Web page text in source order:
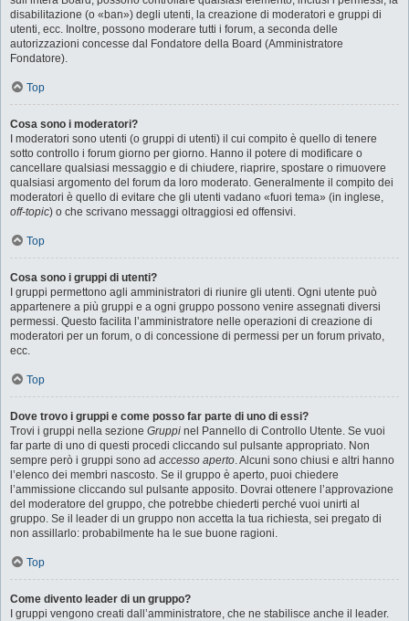
disabilitazione (o «ban») degli utenti, la creazione di moderatori e gruppi di
utenti, ecc. Inoltre, possono moderare tutti i forum, a seconda delle
autorizzazioni concesse dal Fondatore della Board (Amministratore
Fondatore).
Top
Cosa sono i moderatori?
I moderatori sono utenti (o gruppi di utenti) il cui compito è quello di tenere
sotto controllo i forum giorno per giorno. Hanno il potere di modificare o
cancellare qualsiasi messaggio e di chiudere, riaprire, spostare o rimuovere
qualsiasi argomento del forum da loro moderato. Generalmente il compito dei
moderatori è quello di evitare che gli utenti vadano «fuori tema» (in inglese,
off-topic) o che scrivano messaggi oltraggiosi ed offensivi.
Top
Cosa sono i gruppi di utenti?
I gruppi permettono agli amministratori di riunire gli utenti. Ogni utente può
appartenere a più gruppi e a ogni gruppo possono venire assegnati diversi
permessi. Questo facilita l’amministratore nelle operazioni di creazione di
moderatori per un forum, o di concessione di permessi per un forum privato,
ecc.
Top
Dove trovo i gruppi e come posso far parte di uno di essi?
Trovi i gruppi nella sezione Gruppi nel Pannello di Controllo Utente. Se vuoi
far parte di uno di questi procedi cliccando sul pulsante appropriato. Non
sempre però i gruppi sono ad accesso aperto. Alcuni sono chiusi e altri hanno
l’elenco dei membri nascosto. Se il gruppo è aperto, puoi chiedere
l’ammissione cliccando sul pulsante apposito. Dovrai ottenere l’approvazione
del moderatore del gruppo, che potrebbe chiederti perché vuoi unirti al
gruppo. Se il leader di un gruppo non accetta la tua richiesta, sei pregato di
non assillarlo: probabilmente ha le sue buone ragioni.
Top
Come divento leader di un gruppo?
I gruppi vengono creati dall’amministratore, che ne stabilisce anche il leader.